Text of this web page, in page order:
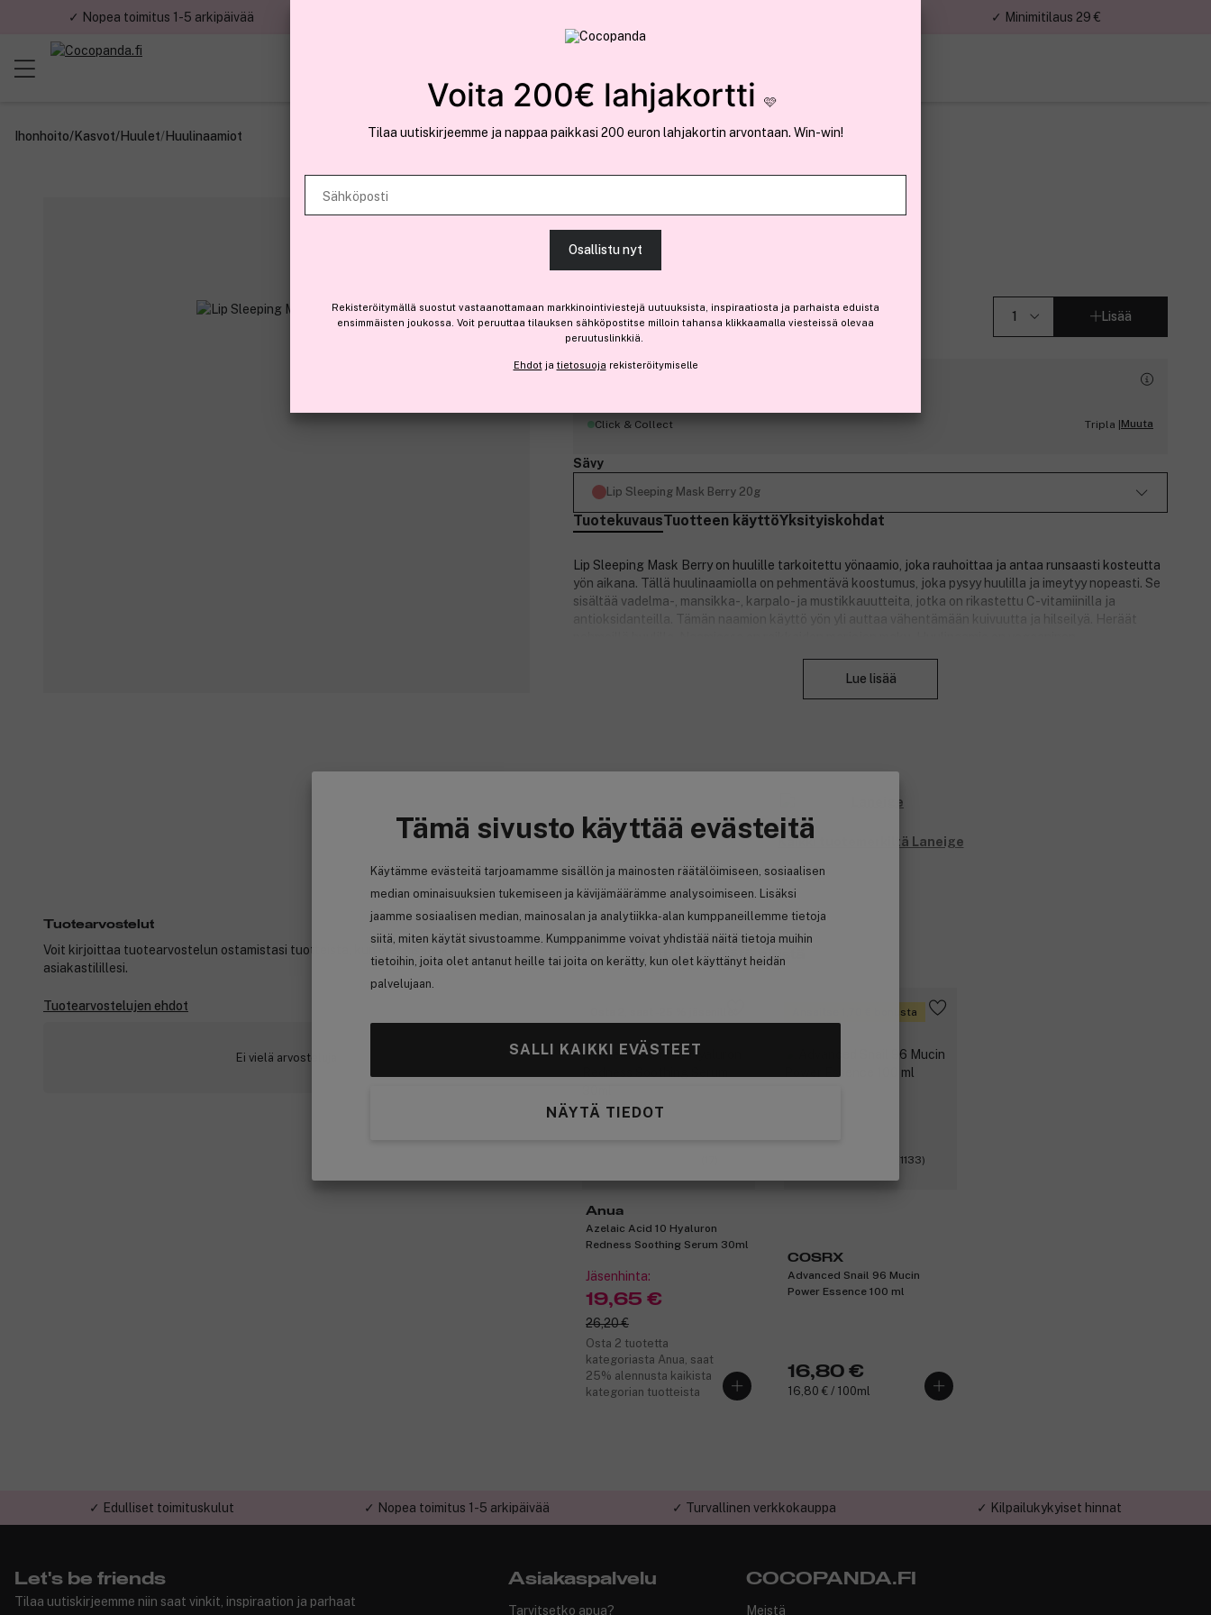
Tämä sivusto käyttää evästeitä
Käytämme evästeitä tarjoamamme sisällön ja mainosten räätälöimiseen, sosiaalisen
median ominaisuuksien tukemiseen ja kävijämäärämme analysoimiseen. Lisäksi
jaamme sosiaalisen median, mainosalan ja analytiikka-alan kumppaneillemme tietoja
siitä, miten käytät sivustoamme. Kumppanimme voivat yhdistää näitä tietoja muihin
tietoihin, joita olet antanut heille tai joita on kerätty, kun olet käyttänyt heidän
palvelujaan.
SALLI KAIKKI EVÄSTEET
NÄYTÄ TIEDOT
✓ Nopea toimitus 1-5 arkipäivää ✓ Minimitilaus 29 €
Ihonhoito/Kasvot/Huulet/Huulinaamiot
Laneige
Lip Sleeping Mask Berry 20g
28,45 €
142,25 € / 100g
Lisää
Click & Collect Tripla | Muuta
Sävy
Lip Sleeping Mask Berry 20g
TuotekuvausTuotteen käyttöYksityiskohdat
Lip Sleeping Mask Berry on huulille tarkoitettu yönaamio, joka rauhoittaa ja antaa runsaasti kosteutta
yön aikana. Tällä huulinaamiolla on pehmentävä koostumus, joka pysyy huulilla ja imeytyy nopeasti. Se
sisältää vadelma-, mansikka-, karpalo- ja mustikkauutteita, jotka on rikastettu C-vitamiinilla ja
antioksidanteilla. Tämän naamion käyttö yön yli auttaa vähentämään kuivuutta ja hilseilyä. Heräät
Lue lisää
Kaikki tuotemerkiltä Laneige
Psst... Saattaisit tykätä näistä
Anua
Azelaic Acid 10 Hyaluron
Redness Soothing Serum 30ml
Jäsenhinta:
19,65 €
26,20 €
Osta 2 tuotetta
kategoriasta Anua, saat
25% alennusta kaikista
kategorian tuotteista
Ansaitse 1,70 € bonusta
(1133)
COSRX
Advanced Snail 96 Mucin
Power Essence 100 ml
16,80 €
16,80 € / 100ml
Tuotearvostelut
Voit kirjoittaa tuotearvostelun ostamistasi tuotteista, kun olet sisäänkirjautuneena
asiakastilillesi.
Tuotearvostelujen ehdot
Ei vielä arvosteluja
✓ Edulliset toimituskulut ✓ Nopea toimitus 1-5 arkipäivää ✓ Turvallinen verkkokauppa ✓ Kilpailukykyiset hinnat
Let's be friends
Tilaa uutiskirjeemme niin saat vinkit, inspiraation ja parhaat
Asiakaspalvelu
Tarvitsetko apua?
COCOPANDA.FI
Meistä
Voita 200€ lahjakortti 🩷
Tilaa uutiskirjeemme ja nappaa paikkasi 200 euron lahjakortin arvontaan. Win-win!
Sähköposti
Osallistu nyt
Rekisteröitymällä suostut vastaanottamaan markkinointiviestejä uutuuksista, inspiraatiosta ja parhaista eduista
ensimmäisten joukossa. Voit peruuttaa tilauksen sähköpostitse milloin tahansa klikkaamalla viesteissä olevaa
peruutuslinkkiä.
Ehdotja tietosuoja rekisteröitymiselle